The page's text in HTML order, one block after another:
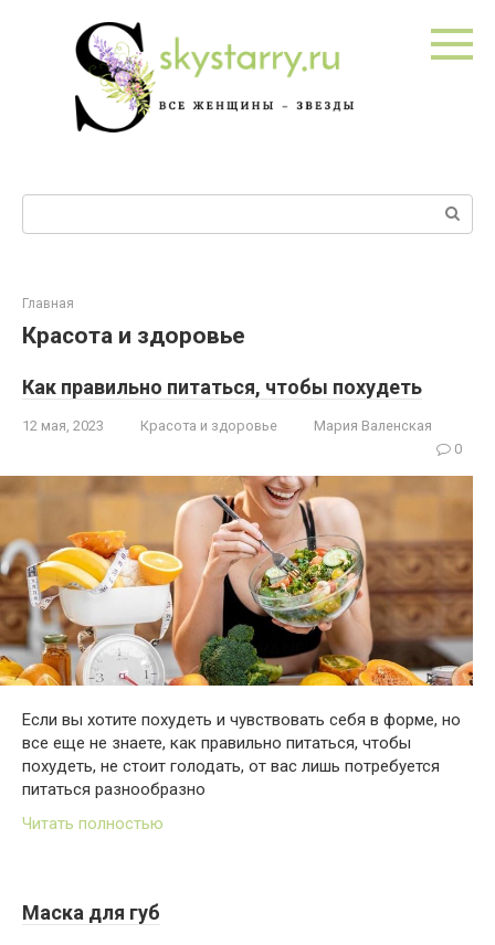
Поиск:
Главная
Красота и здоровье
Как правильно питаться, чтобы похудеть
12 мая, 2023 Красота и здоровье
Мария Валенская
0
Если вы хотите похудеть и чувствовать себя в форме, но
все еще не знаете, как правильно питаться, чтобы
похудеть, не стоит голодать, от вас лишь потребуется
питаться разнообразно
Читать полностью
Маска для губ